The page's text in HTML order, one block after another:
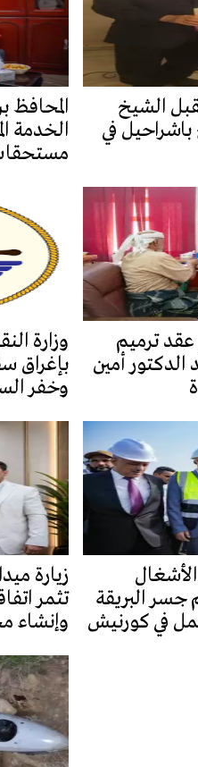
الشيخ
في
المحافظ
الخدمة
عقد ترميم
أمين
وزارة
بإغراق
وخفر
البريقة
في كورنيش
زيارة
تثمر
وإنشاء